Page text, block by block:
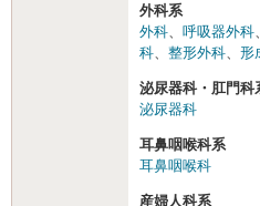
外科系
外科
呼吸器外科
科
整形外科 形
泌尿器科・肛門科
泌尿器科
耳鼻咽喉科系
耳鼻咽喉科
産婦人科系